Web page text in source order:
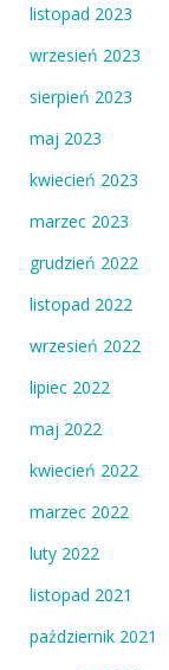
listopad 2023
wrzesień 2023
sierpień 2023
maj 2023
kwiecień 2023
marzec 2023
grudzień 2022
listopad 2022
wrzesień 2022
lipiec 2022
maj 2022
kwiecień 2022
marzec 2022
luty 2022
listopad 2021
październik 2021